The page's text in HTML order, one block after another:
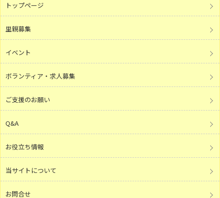
トップページ
里親募集
イベント
ボランティア・求人募集
ご支援のお願い
Q&A
お役立ち情報
当サイトについて
お問合せ